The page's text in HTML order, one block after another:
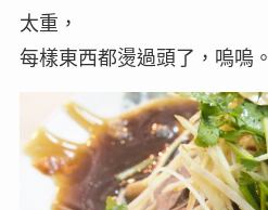
太重，
每樣東西都燙過頭了，嗚嗚。